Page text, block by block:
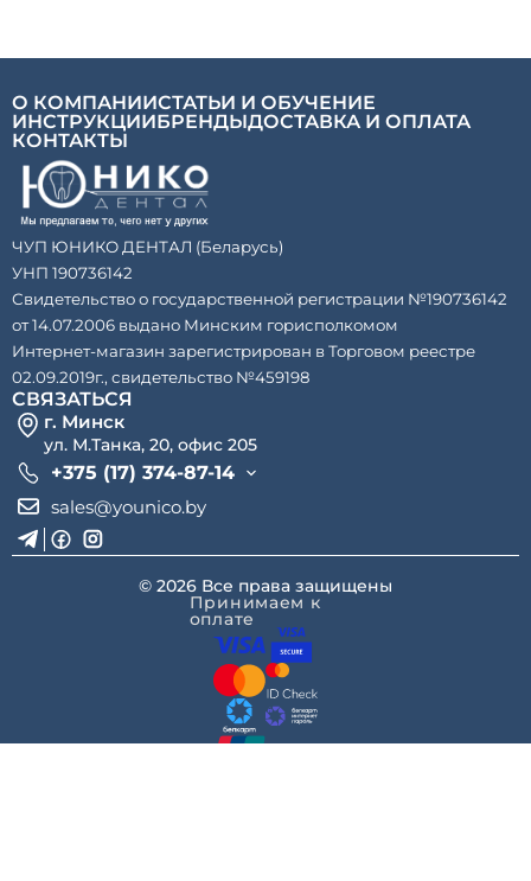
О КОМПАНИИСТАТЬИ И ОБУЧЕНИЕ
ИНСТРУКЦИИБРЕНДЫДОСТАВКА И ОПЛАТА
КОНТАКТЫ
ЧУП ЮНИКО ДЕНТАЛ (Беларусь)
УНП 190736142
Свидетельство о государственной регистрации №190736142
от 14.07.2006 выдано Минским горисполкомом
Интернет-магазин зарегистрирован в Торговом реестре
02.09.2019г., свидетельство №459198
СВЯЗАТЬСЯ
г. Минск
ул. М.Танка, 20, офис 205
+375 (17) 374-87-14
sales@younico.by
© 2026 Все права защищены
Принимаем к
оплате